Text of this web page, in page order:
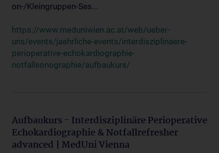
on-/Kleingruppen-Ses...
https://www.meduniwien.ac.at/web/ueber-
uns/events/jaehrliche-events/interdisziplinaere-
perioperative-echokardiographie-
notfallsonographie/aufbaukurs/
Aufbaukurs - Interdisziplinäre Perioperative
Echokardiographie & Notfallrefresher
advanced | MedUni Vienna